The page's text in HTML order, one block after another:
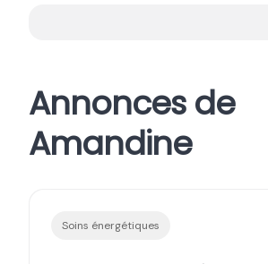
Annonces de
Amandine
Soins énergétiques